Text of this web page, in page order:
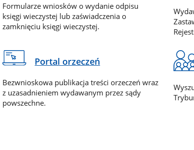
Formularze wniosków o wydanie odpisu
księgi wieczystej lub zaświadczenia o
zamknięciu księgi wieczystej.
Portal orzeczeń
Bezwnioskowa publikacja treści orzeczeń wraz
z uzasadnieniem wydawanym przez sądy
powszechne.